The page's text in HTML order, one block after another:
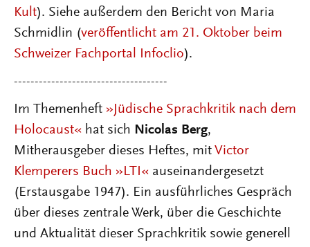
Kult). Siehe außerdem den Bericht von Maria
Schmidlin (veröffentlicht am 21. Oktober beim
Schweizer Fachportal Infoclio).
-------------------------------------
Im Themenheft »Jüdische Sprachkritik nach dem
Holocaust« hat sich Nicolas Berg,
Mitherausgeber dieses Heftes, mit Victor
Klemperers Buch »LTI« auseinandergesetzt
(Erstausgabe 1947). Ein ausführliches Gespräch
über dieses zentrale Werk, über die Geschichte
und Aktualität dieser Sprachkritik sowie generell